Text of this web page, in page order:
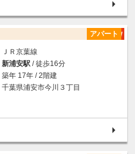
アパート
ＪＲ京葉線
新浦安駅 / 徒歩16分
築年 17年 / 2階建
千葉県浦安市今川３丁目